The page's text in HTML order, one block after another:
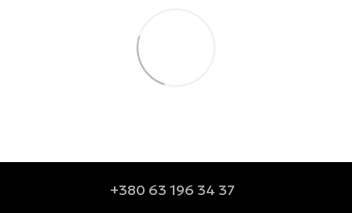
+380 63 196 34 37